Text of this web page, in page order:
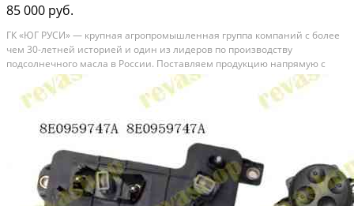
85 000 руб.
ГК «ЮГ РУСИ» — крупная агропромышленная группа компаний с более
чем 30-летней историей и один из лидеров по производству
подсолнечного масла в России. Поставляем продукцию напрямую с
завода без посредников, гарантируя стабильные объёмы, прозрачные
условия и контроль качества на каждом этапе....